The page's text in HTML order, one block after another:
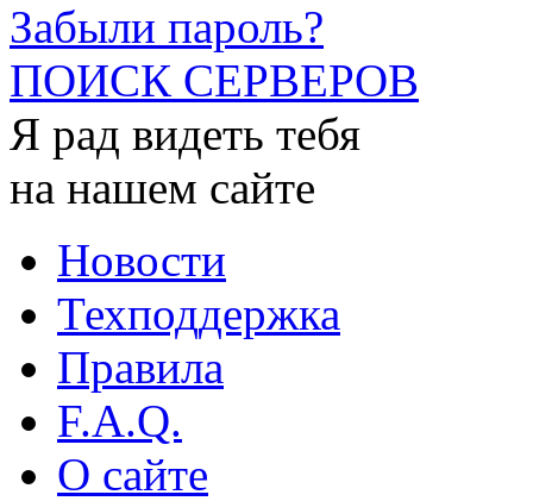
Забыли пароль?
ПОИСК СЕРВЕРОВ
Я рад видеть тебя
на нашем сайте
Новости
Техподдержка
Правила
F.A.Q.
О сайте